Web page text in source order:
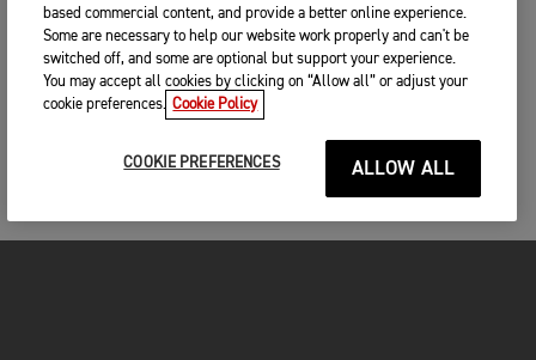
based commercial content, and provide a better online experience.
Some are necessary to help our website work properly and can't be
switched off, and some are optional but support your experience.
You may accept all cookies by clicking on “Allow all” or adjust your
cookie preferences. Cookie Policy
COOKIE PREFERENCES ALLOW ALL